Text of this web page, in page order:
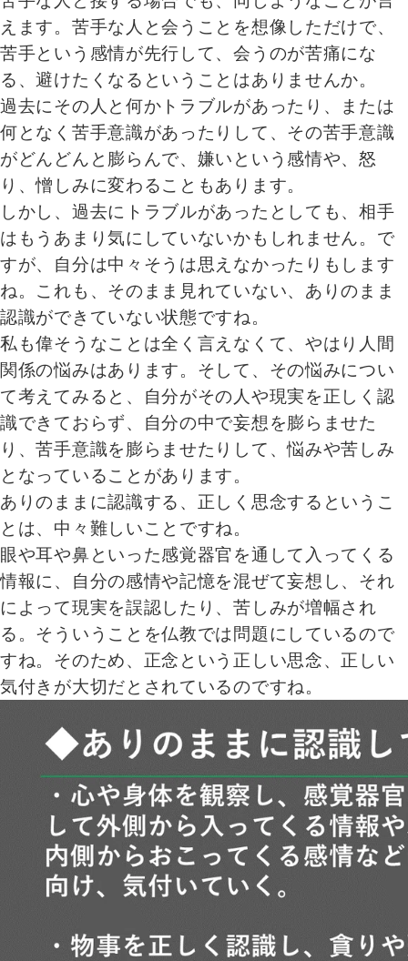
えます。苦手な人と会うことを想像しただけで、
苦手という感情が先行して、会うのが苦痛にな
る、避けたくなるということはありませんか。
過去にその人と何かトラブルがあったり、または
何となく苦手意識があったりして、その苦手意識
がどんどんと膨らんで、嫌いという感情や、怒
り、憎しみに変わることもあります。
しかし、過去にトラブルがあったとしても、相手
はもうあまり気にしていないかもしれません。で
すが、自分は中々そうは思えなかったりもします
ね。これも、そのまま見れていない、ありのまま
認識ができていない状態ですね。
私も偉そうなことは全く言えなくて、やはり人間
関係の悩みはあります。そして、その悩みについ
て考えてみると、自分がその人や現実を正しく認
識できておらず、自分の中で妄想を膨らませた
り、苦手意識を膨らませたりして、悩みや苦しみ
となっていることがあります。
ありのままに認識する、正しく思念するというこ
とは、中々難しいことですね。
眼や耳や鼻といった感覚器官を通して入ってくる
情報に、自分の感情や記憶を混ぜて妄想し、それ
によって現実を誤認したり、苦しみが増幅され
る。そういうことを仏教では問題にしているので
すね。そのため、正念という正しい思念、正しい
気付きが大切だとされているのですね。